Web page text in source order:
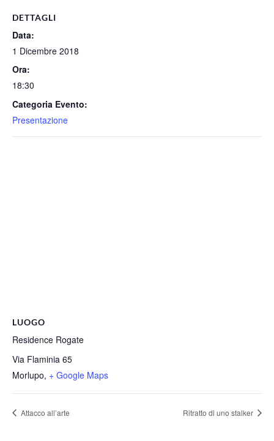
DETTAGLI
Data:
1 Dicembre 2018
Ora:
18:30
Categoria Evento:
Presentazione
LUOGO
Residence Rogate
Via Flaminia 65
Morlupo, + Google Maps
Attacco all’arte Ritratto di uno stalker